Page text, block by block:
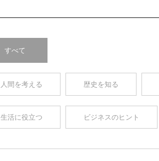
すべて
人間を考える 歴史を知る
生活に役立つ ビジネスのヒント